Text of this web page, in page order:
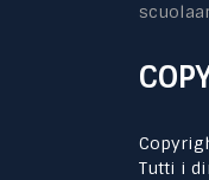
Tutti i